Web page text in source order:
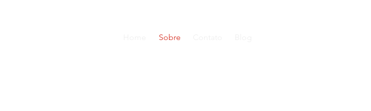
Sobre